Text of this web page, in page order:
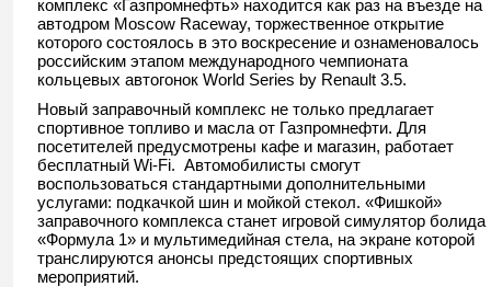
комплекс «Газпромнефть» находится как раз на въезде на
автодром Moscow Raceway, торжественное открытие
которого состоялось в это воскресение и ознаменовалось
российским этапом международного чемпионата
кольцевых автогонок World Series by Renault 3.5.
Новый заправочный комплекс не только предлагает
спортивное топливо и масла от Газпромнефти. Для
посетителей предусмотрены кафе и магазин, работает
бесплатный Wi-Fi. Автомобилисты смогут
воспользоваться стандартными дополнительными
услугами: подкачкой шин и мойкой стекол. «Фишкой»
заправочного комплекса станет игровой симулятор болида
«Формула 1» и мультимедийная стела, на экране которой
транслируются анонсы предстоящих спортивных
мероприятий.